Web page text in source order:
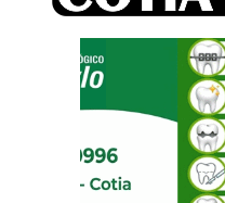
Sebrae promove curso de